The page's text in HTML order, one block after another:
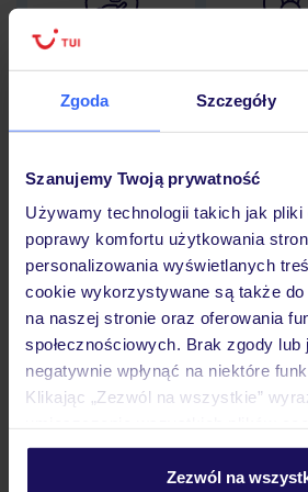
Zgoda Szczegóły
Szanujemy Twoją prywatność
Używamy technologii takich jak pliki
poprawy komfortu użytkowania
personalizowania wyświetlanych
cookie wykorzystywane są także
na naszej stronie oraz oferowania
społecznościowych. Brak zgody
negatywnie wpłynąć na niektóre
Klikając „Zezwól na wszystkie”
personalizować swój wybór
Zezwól na
Lider niskich cen
Hotel
Pokoje
Wyżywienie
Atrakcje